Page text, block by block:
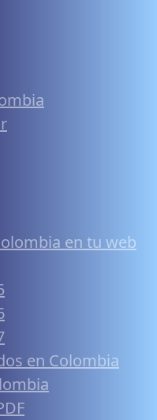
en tu web
en Colombia